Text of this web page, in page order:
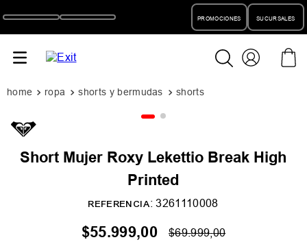
PROMOCIONES SUCURSALES
ropa shorts y bermudas shorts
Short Mujer Roxy Lekettio Break High
Printed
REFERENCIA:3261110008
$55.999,00 $69.999,00